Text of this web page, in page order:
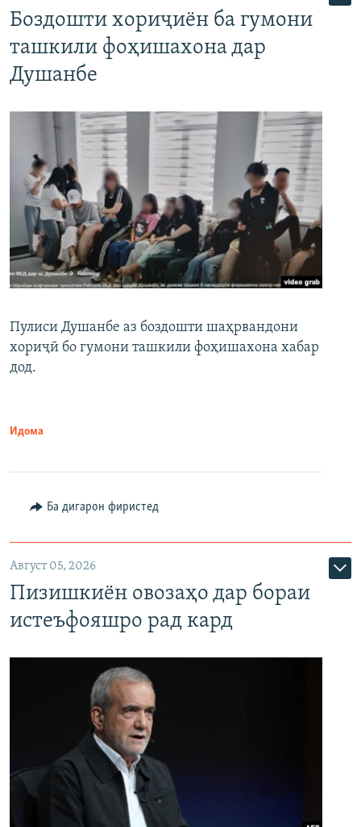
Боздошти хориҷиён ба гумони
ташкили фоҳишахона дар
Душанбе
Пулиси Душанбе аз боздошти шаҳрвандони
хориҷӣ бо гумони ташкили фоҳишахона хабар
дод.
Идома
Ба дигарон фиристед
Август 05, 2026
Пизишкиён овозаҳо дар бораи
истеъфояшро рад кард